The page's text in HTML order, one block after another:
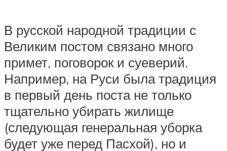
В русской народной традиции с
Великим постом связано много
примет, поговорок и суеверий.
Например, на Руси была традиция
в первый день поста не только
тщательно убирать жилище
(следующая генеральная уборка
будет уже перед Пасхой), но и